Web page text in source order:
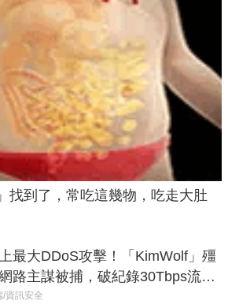
找到了，常吃這幾物，吃走大肚
最大DDoS攻擊！「KimWolf」殭
路主謀被捕，破紀錄30Tbps流量
全球！
/資訊安全